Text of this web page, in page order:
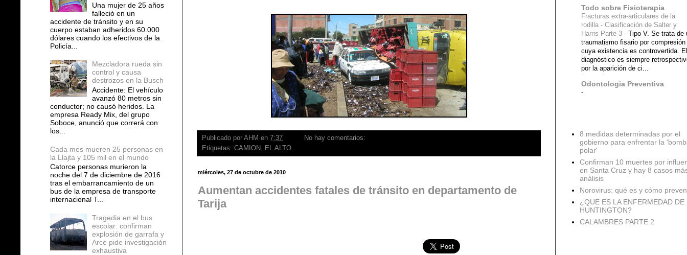
Publicado por AHM en 7:37
No hay comentarios:
Etiquetas: CAMION, EL ALTO
miércoles, 27 de octubre de 2010
Aumentan accidentes fatales de tránsito en departamento de
Tarija
Una mujer de 25 años
falleció en un
accidente de tránsito y en su
cuerpo estaban adheridos 60.000
dólares cuando los efectivos de la
Policía...
Mezcladora rueda sin
control y causa
destrozos en la Busch
Accidente: El vehículo
avanzó 80 metros sin
conductor; no causó heridos. La
empresa Ready Mix, del grupo
Soboce, anunció que correrá con
los...
Cada mes mueren 25 personas en
la Llajta y 105 mil en el mundo
Catorce personas murieron la
noche del 7 de diciembre de 2016
tras el embarrancamiento de un
bus de la empresa de transporte
internacional T...
Tragedia en el bus
escolar: confirman
explosión de garrafa y
Arce pide investigación
exhaustiva
Todo sobre Fisioterapia
Fracturas extra-articulares de la
rodilla - Clasificación de Salter y
Harris Parte 3 - Tipo V. Se trata de
traumatismo fisario por compresión
cuya existencia es controvertida. El
diagnóstico es siempre
por la aparición de ci...
Odontologia Preventiva
-
8 medidas determinadas por el
gobierno para enfrentar la
polar'
Confirman 10 muertes por
en Santa Cruz y hay 8 casos
análisis
Norovirus: qué es y cómo
¿QUE ES LA ENFERMEDAD DE
HUNTINGTON?
CALAMBRES PARTE 2